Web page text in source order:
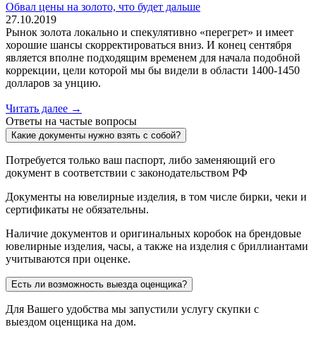
Обвал цены на золото, что будет дальше
27.10.2019
Рынок золота локально и спекулятивно «перегрет» и имеет
хорошие шансы скорректироваться вниз. И конец сентября
является вполне подходящим временем для начала подобной
коррекции, цели которой мы бы видели в области 1400-1450
долларов за унцию.
Читать далее →
Ответы на частые вопросы
Какие документы нужно взять с собой?
Потребуется только ваш паспорт, либо заменяющий его
документ в соответствии с законодательством РФ
Документы на ювелирные изделия, в том числе бирки, чеки и
сертификаты не обязательны.
Наличие документов и оригинальных коробок на брендовые
ювелирные изделия, часы, а также на изделия с бриллиантами
учитываются при оценке.
Есть ли возможность выезда оценщика?
Для Вашего удобства мы запустили услугу скупки с
выездом оценщика на дом.